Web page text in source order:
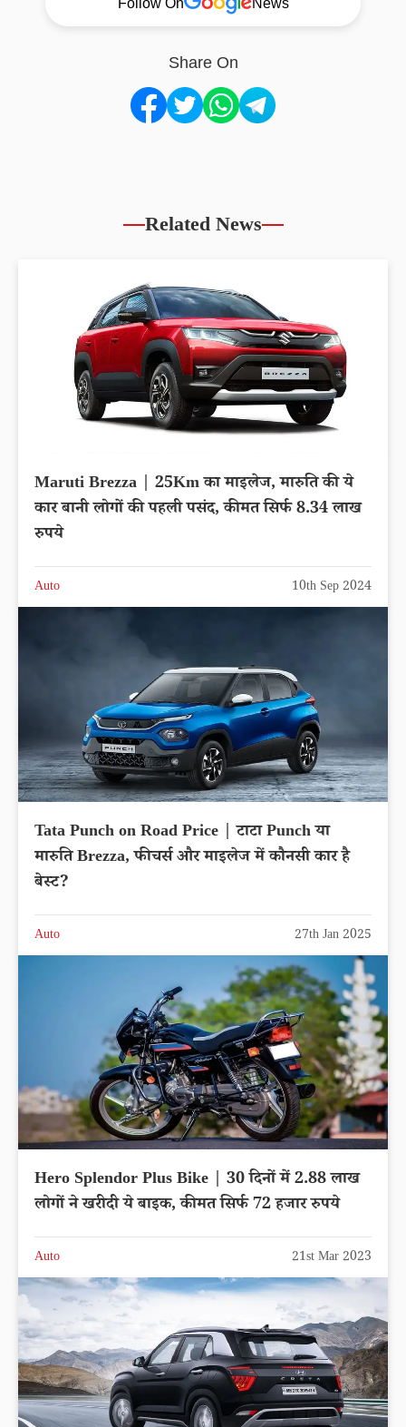
Follow On News
Share On
Related News
Maruti Brezza | 25Km का माइलेज, मारुति की ये
कार बानी लोगों की पहली पसंद, कीमत सिर्फ 8.34 लाख
रुपये
Auto 10th Sep 2024
Tata Punch on Road Price | टाटा Punch या
मारुति Brezza, फीचर्स और माइलेज में कौनसी कार है
बेस्ट?
Auto 27th Jan 2025
Hero Splendor Plus Bike | 30 दिनों में 2.88 लाख
लोगों ने खरीदी ये बाइक, कीमत सिर्फ 72 हजार रुपये
Auto 21st Mar 2023